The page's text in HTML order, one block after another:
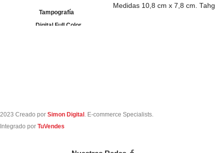
Tampografía
Digital Full Color
Medidas 10,8 cm x 7,8 cm. Tahg
2023 Creado por Simon Digital . E-commerce Specialists.
Integrado por TuVendes